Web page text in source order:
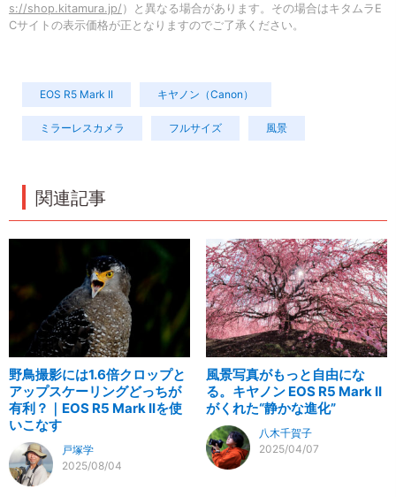
s://shop.kitamura.jp/ ）と異なる場合があります。その場合はキタムラE
Cサイトの表示価格が正となりますのでご了承ください。
EOS R5 Mark II キヤノン（Canon）
ミラーレスカメラ フルサイズ 風景
関連記事
野鳥撮影には1.6倍クロップと
アップスケーリングどっちが
有利？｜EOS R5 Mark IIを使
いこなす
戸塚学
2025/08/04
風景写真がもっと自由にな
る。キヤノン EOS R5 Mark II
がくれた“静かな進化”
八木千賀子
2025/04/07